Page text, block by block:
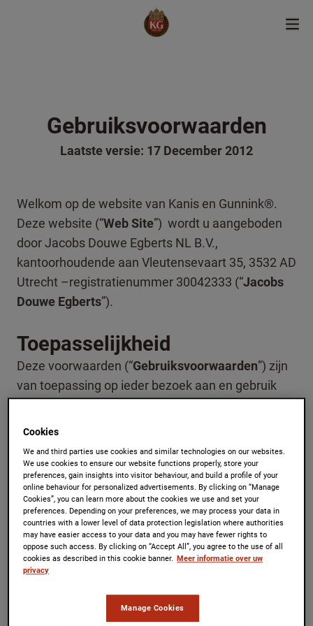
Gebruiksvoorwaarden
Laatste versie: 17 December 2012
Welkom op de website van Kanis en Gunnink®.
Deze website (“Web Site”) wordt u aangeboden
door Jacobs Douwe Egberts NL B.V.,
kantoorhoudende aan Vleutensevaart 35, 3532 AD
Utrecht –registratienummer 30042333 (“Jacobs
Douwe Egberts”).
Toepasselijkheid
Deze voorwaarden (“Gebruiksvoorwaarden”) zijn
van toepassing op ieder bezoek aan en gebruik
aanbevelingen en/of diensten die via deze Web
Web Site te gebruiken stemt u in met de
Gebruiksvoorwaarden. Deze
Gebruiksvoorwaarden kunnen te allen tijde door
Jacobs Douwe Egberts worden gewijzigd. De
gewijzigde Gebruiksvoorwaarden zijn van kracht
vanaf het moment van plaatsing op deze Web
Cookies
We and third parties use cookies and similar technologies on our websites.
We use cookies to ensure our website functions properly, store your
preferences, gain insights into visitor behaviour, and build a profile of your
online behaviour for personalized advertisements. By clicking on “Manage
Cookies”, you can learn more about the cookies we use and set your
preferences. Depending on your preferences, we may process your data in
countries with a lower level of data protection legislation where authorities
may have easier access to your data and you may have fewer rights to
oppose such access. By clicking on “Accept All”, you agree to the use of all
cookies as described in this cookie banner. Meer informatie over uw
privacy
Manage Cookies